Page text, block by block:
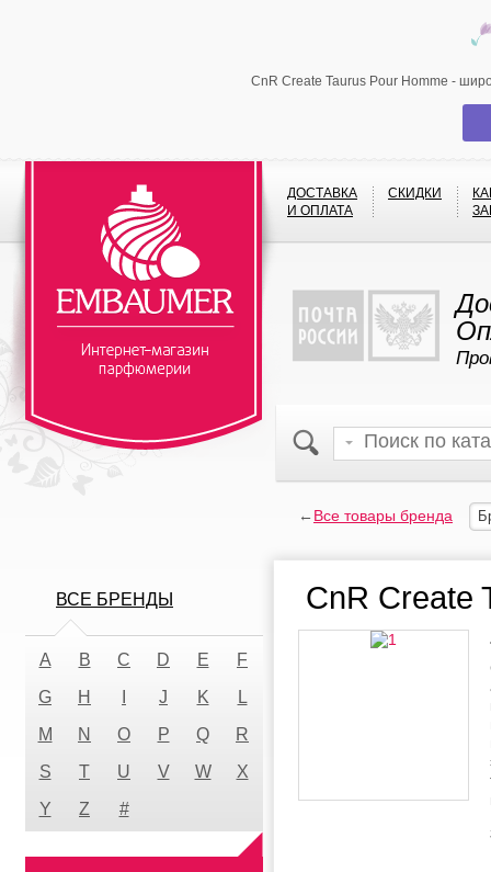
CnR Create Taurus Pour Homme -
ДОСТАВКА
И ОПЛАТА
СКИДКИ
←Все товары бренда
CnR Create
ВСЕ БРЕНДЫ
A B C D E
F
G
H J K
L
M
N O P Q
R
S
T U V W
X
Y
Z #